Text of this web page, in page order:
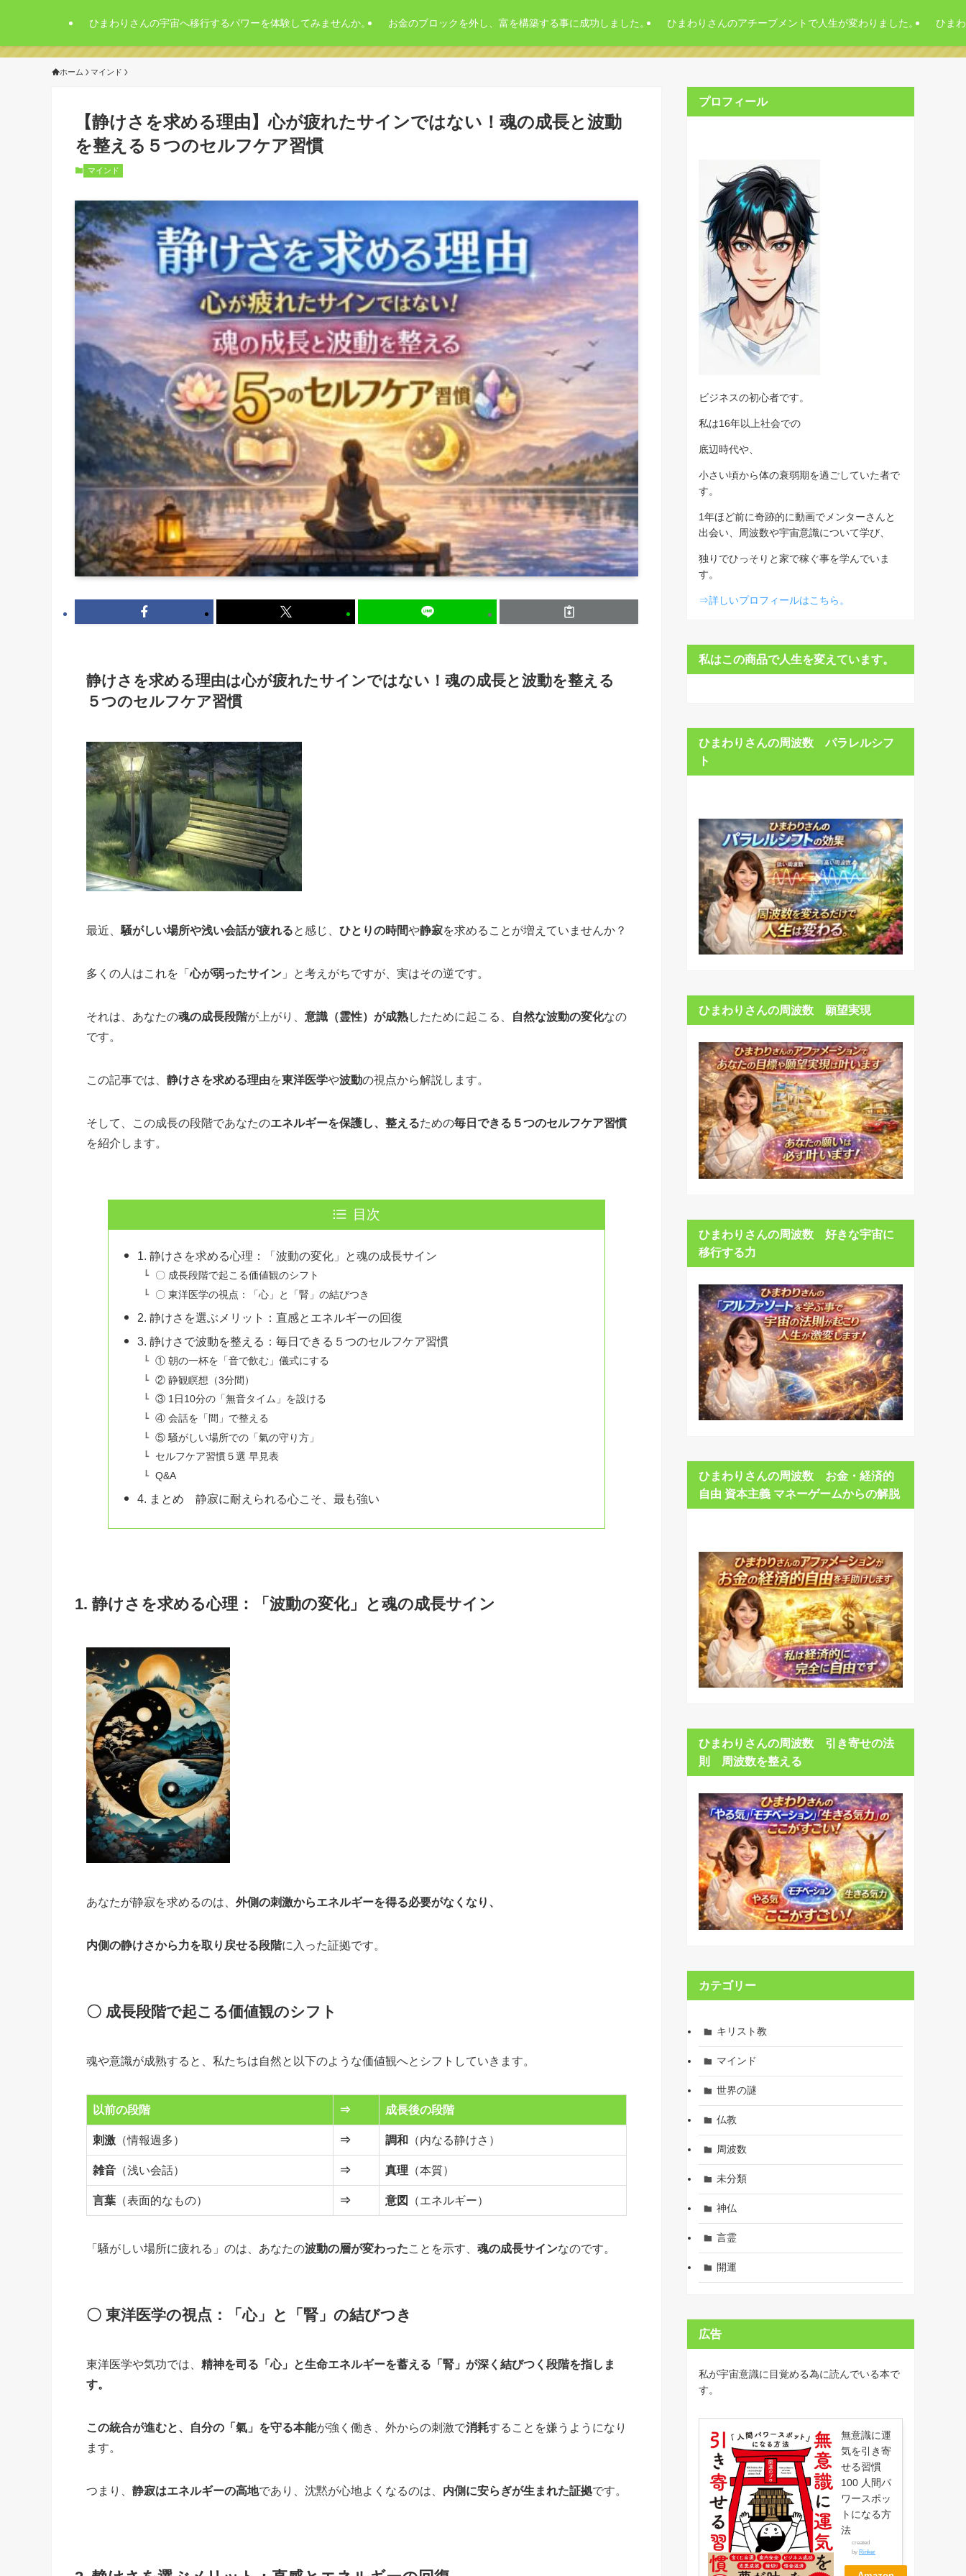
ひまわりさんの宇宙へ移行するパワーを体験してみませんか。 お金のブロックを外し、富を構築する事に成功しました。 ひまわりさんのアチーブメントで人生が変わりました。 ひま
ホーム マインド
【静けさを求める理由】心が疲れたサインではない！魂の成長と波動
を整える５つのセルフケア習慣
マインド
静けさを求める理由は心が疲れたサインではない！魂の成長と波動を整える
５つのセルフケア習慣
最近、 騒がしい場所や浅い会話が疲れると感じ、 ひとりの時間や静寂を求めることが増えていませんか？
多くの人はこれを「心が弱ったサイン 」と考えがちですが、実はその逆です。
それは、あなたの魂の成長段階が上がり、 意識（霊性）が成熟したために起こる、 自然な波動の変化なの
です。
この記事では、 静けさを求める理由を東洋医学や波動の視点から解説します。
そして、この成長の段階であなたのエネルギーを保護し、整えるための毎日できる５つのセルフケア習慣
を紹介します。
目次
1. 静けさを求める心理：「波動の変化」と魂の成長サイン
〇 成長段階で起こる価値観のシフト
〇 東洋医学の視点：「心」と「腎」の結びつき
2. 静けさを選ぶメリット：直感とエネルギーの回復
3. 静けさで波動を整える：毎日できる５つのセルフケア習慣
① 朝の一杯を「音で飲む」儀式にする
② 静観瞑想（3分間）
③ 1日10分の「無音タイム」を設ける
④ 会話を「間」で整える
⑤ 騒がしい場所での「氣の守り方」
セルフケア習慣５選 早見表
Q&A
4. まとめ 静寂に耐えられる心こそ、最も強い
1. 静けさを求める心理：「波動の変化」と魂の成長サイン
あなたが静寂を求めるのは、 外側の刺激からエネルギーを得る必要がなくなり、
内側の静けさから力を取り戻せる段階に入った証拠です。
〇 成長段階で起こる価値観のシフト
魂や意識が成熟すると、私たちは自然と以下のような価値観へとシフトしていきます。
以前の段階 ⇒ 成長後の段階
刺激 （情報過多） ⇒ 調和 （内なる静けさ）
雑音 （浅い会話） ⇒ 真理 （本質）
言葉 （表面的なもの） ⇒ 意図 （エネルギー）
「騒がしい場所に疲れる」のは、あなたの波動の層が変わったことを示す、 魂の成長サインなのです。
〇 東洋医学の視点：「心」と「腎」の結びつき
東洋医学や気功では、 精神を司る「心」と生命エネルギーを蓄える「腎」が深く結びつく段階を指しま
す。
この統合が進むと、自分の「氣」を守る本能が強く働き、外からの刺激で消耗することを嫌うようになり
ます。
つまり、 静寂はエネルギーの高地であり、沈黙が心地よくなるのは、 内側に安らぎが生まれた証拠です。
プロフィール
ビジネスの初心者です。
私は16年以上社会での
底辺時代や、
小さい頃から体の衰弱期を過ごしていた者で
す。
1年ほど前に奇跡的に動画でメンターさんと
出会い、周波数や宇宙意識について学び、
独りでひっそりと家で稼ぐ事を学んでいま
す。
⇒詳しいプロフィールはこちら。
私はこの商品で人生を変えています。
ひまわりさんの周波数 パラレルシフ
ト
ひまわりさんの周波数 願望実現
ひまわりさんの周波数 好きな宇宙に
移行する力
ひまわりさんの周波数 お金・経済的
自由 資本主義 マネーゲームからの解脱
ひまわりさんの周波数 引き寄せの法
則 周波数を整える
カテゴリー
キリスト教
マインド
世界の謎
仏教
周波数
未分類
神仏
言霊
開運
広告
私が宇宙意識に目覚める為に読んでいる本で
す。
無意識に運
気を引き寄
せる習慣
100 人間パ
ワースポッ
トになる方
法
created
by Rinker